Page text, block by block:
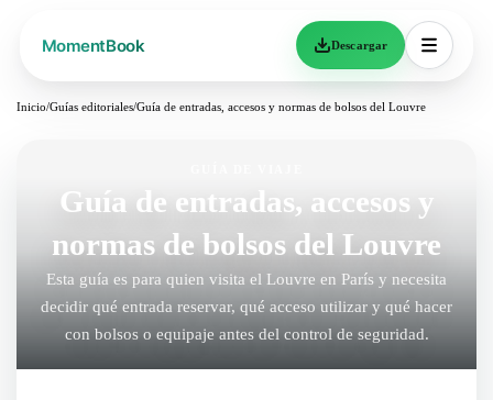
Descargar
Inicio/Guías editoriales/Guía de entradas, accesos y normas de bolsos del Louvre
Guía de entradas, accesos y
normas de bolsos del Louvre
Esta guía es para quien visita el Louvre en París y necesita
decidir qué entrada reservar, qué acceso utilizar y qué hacer
con bolsos o equipaje antes del control de seguridad.